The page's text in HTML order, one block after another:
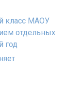
класс МАОУ
отдельных
год